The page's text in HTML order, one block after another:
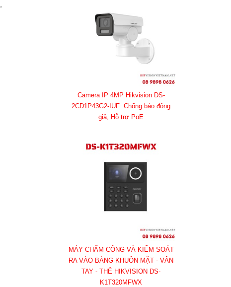
Camera IP 4MP Hikvision DS-
2CD1P43G2-IUF: Chống báo động
giả, Hỗ trợ PoE
MÁY CHẤM CÔNG VÀ KIỂM SOÁT
RA VÀO BẰNG KHUÔN MẶT - VÂN
TAY - THẺ HIKVISION DS-
K1T320MFWX